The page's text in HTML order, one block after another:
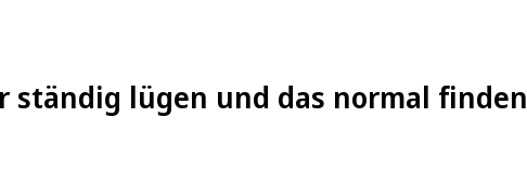
ständig lügen und das normal finden